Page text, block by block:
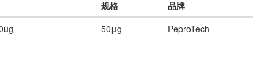
规格 品牌
50μg PeproTech